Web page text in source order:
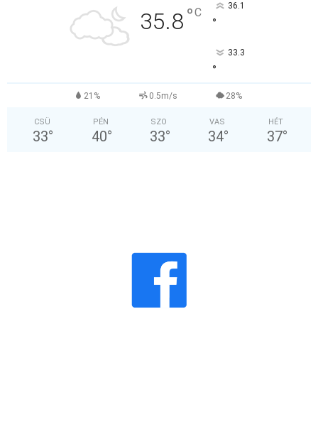
35.8°C 36.1
°
33.3
°
21% 0.5m/s 28%
CSÜ
33°
PÉN
40°
SZO
33°
VAS
34°
HÉT
37°